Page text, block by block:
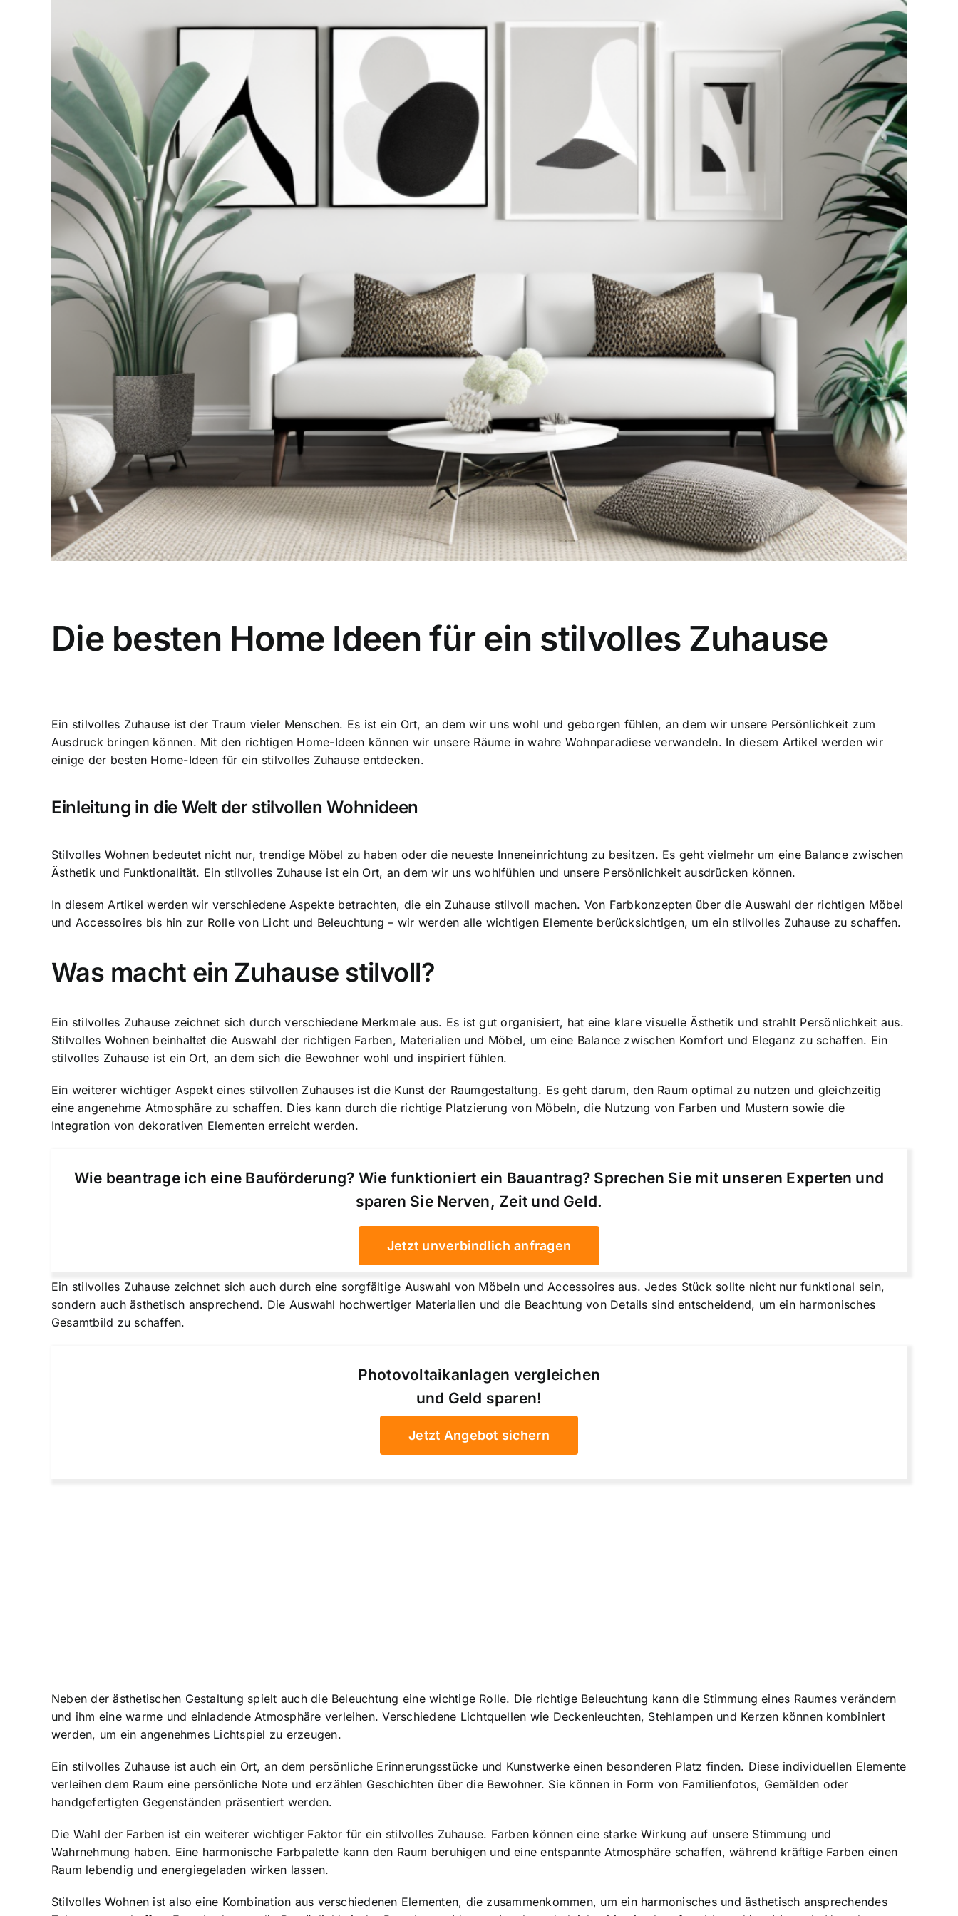
Die besten Home Ideen für ein stilvolles Zuhause
Ein stilvolles Zuhause ist der Traum vieler Menschen. Es ist ein Ort, an dem wir uns wohl und geborgen fühlen, an dem wir unsere Persönlichkeit zum
Ausdruck bringen können. Mit den richtigen Home-Ideen können wir unsere Räume in wahre Wohnparadiese verwandeln. In diesem Artikel werden wir
einige der besten Home-Ideen für ein stilvolles Zuhause entdecken.
Einleitung in die Welt der stilvollen Wohnideen
Stilvolles Wohnen bedeutet nicht nur, trendige Möbel zu haben oder die neueste Inneneinrichtung zu besitzen. Es geht vielmehr um eine Balance zwischen
Ästhetik und Funktionalität. Ein stilvolles Zuhause ist ein Ort, an dem wir uns wohlfühlen und unsere Persönlichkeit ausdrücken können.
In diesem Artikel werden wir verschiedene Aspekte betrachten, die ein Zuhause stilvoll machen. Von Farbkonzepten über dieAuswahl der richtigen Möbel
und Accessoires bis hin zur Rolle von Licht und Beleuchtung – wir werden alle wichtigen Elemente berücksichtigen, um ein stilvolles Zuhause zu schaffen.
Was macht ein Zuhause stilvoll?
Ein stilvolles Zuhause zeichnet sich durch verschiedene Merkmale aus. Es ist gut organisiert, hat eine klare visuelle Ästhetik und strahlt Persönlichkeit aus.
Stilvolles Wohnen beinhaltet die Auswahl der richtigen Farben, Materialien und Möbel, um eine Balance zwischen Komfort und Eleganz zu schaffen. Ein
stilvolles Zuhause ist ein Ort, an dem sich die Bewohner wohl und inspiriert fühlen.
Ein weiterer wichtiger Aspekt eines stilvollen Zuhauses ist die Kunst der Raumgestaltung. Es geht darum, den Raum optimal zu nutzen und gleichzeitig
eine angenehme Atmosphäre zu schaffen. Dies kann durch die richtige Platzierung von Möbeln, die Nutzung von Farben und Mustern sowie die
Integration von dekorativen Elementen erreicht werden.
Wie beantrage ich eine Bauförderung? Wie funktioniert ein Bauantrag? Sprechen Sie mit unseren Experten und
sparen Sie Nerven, Zeit und Geld.
Jetzt unverbindlich anfragen
Ein stilvolles Zuhause zeichnet sich auch durch eine sorgfältige Auswahl von Möbeln und Accessoires aus. Jedes Stück sollte nicht nur funktional sein,
sondern auch ästhetisch ansprechend. Die Auswahl hochwertiger Materialien und die Beachtung von Details sind entscheidend, um ein harmonisches
Gesamtbild zu schaffen.
Photovoltaikanlagen vergleichen
und Geld sparen!
Jetzt Angebot sichern
Neben der ästhetischen Gestaltung spielt auch die Beleuchtung eine wichtige Rolle. Die richtige Beleuchtung kann die Stimmung eines Raumes verändern
und ihm eine warme und einladende Atmosphäre verleihen. Verschiedene Lichtquellen wie Deckenleuchten, Stehlampen und Kerzen können kombiniert
werden, um ein angenehmes Lichtspiel zu erzeugen.
Ein stilvolles Zuhause ist auch ein Ort, an dem persönliche Erinnerungsstücke und Kunstwerke einen besonderen Platz finden. Diese individuellen Elemente
verleihen dem Raum eine persönliche Note und erzählen Geschichten über die Bewohner. Sie können in Form von Familienfotos, Gemälden oder
handgefertigten Gegenständen präsentiert werden.
Die Wahl der Farben ist ein weiterer wichtiger Faktor für ein stilvolles Zuhause. Farben können eine starke Wirkung auf unsere Stimmung und
Wahrnehmung haben. Eine harmonische Farbpalette kann den Raum beruhigen und eine entspannte Atmosphäre schaffen, während kräftige Farben einen
Raum lebendig und energiegeladen wirken lassen.
Stilvolles Wohnen ist also eine Kombination aus verschiedenen Elementen, die zusammenkommen, um ein harmonisches und ästhetisch ansprechendes